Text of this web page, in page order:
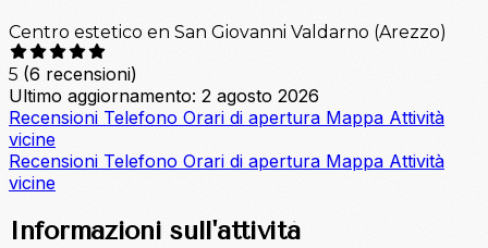
Centro estetico en San Giovanni Valdarno (Arezzo)
5 (6 recensioni)
Ultimo aggiornamento: 2 agosto 2026
Recensioni Telefono Orari di apertura Mappa Attività
vicine
Recensioni Telefono Orari di apertura Mappa Attività
vicine
Informazioni sull'attività